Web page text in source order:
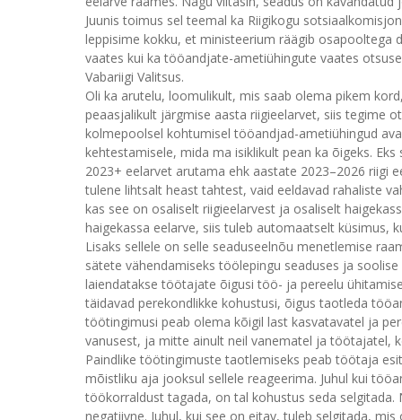
Juunis toimus sel teemal ka Riigikogu
leppisime kokku, et ministeerium räägib osapooltega
vaates kui ka tööandjate-ametiühingute vaates
Vabariigi Valitsus.
Oli ka arutelu, loomulikult, mis saab olema pikem
peaasjalikult järgmise aasta riigieelarvet, siis tegime
kolmepoolsel kohtumisel tööandjad-ametiühingud
kehtestamisele, mida ma isiklikult pean ka õigeks.
2023+ eelarvet arutama ehk aastate 2023–2026 riigi
tulene lihtsalt heast tahtest, vaid eeldavad rahaliste
kas see on osaliselt riigieelarvest ja osaliselt
haigekassa eelarve, siis tuleb automaatselt küsimus,
Lisaks sellele on selle seaduseelnõu menetlemise
sätete vähendamiseks töölepingu seaduses ja
laiendatakse töötajate õigusi töö- ja pereelu
täidavad perekondlikke kohustusi, õigus taotleda
töötingimusi peab olema kõigil last kasvatavatel ja
vanusest, ja mitte ainult neil vanematel ja töötajatel,
Paindlike töötingimuste taotlemiseks peab töötaja
mõistliku aja jooksul sellele reageerima. Juhul kui
töökorraldust tagada, on tal kohustus seda
negatiivne. Juhul, kui see on eitav, tuleb selgitada,